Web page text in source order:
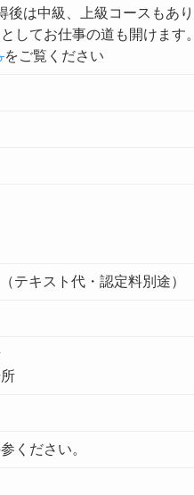
は中級、上級コースもあり
してお仕事の道も開けます。
をご覧ください
キスト代・認定料別途）
ください。